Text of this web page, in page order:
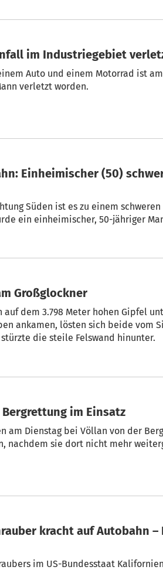
im Industriegebiet
Auto und einem Motorrad ist
verletzt worden.
Einheimischer (50)
ein einheimischer, 50-jähriger
Großglockner
dem 3.798 Meter hohen Gipfel
ankamen, lösten sich beide vom
die steile Felswand hinunter.
im Einsatz
am Dienstag bei Völlan von der
nachdem sie dort nicht mehr
kracht auf Autobahn –
im US-Bundesstaat